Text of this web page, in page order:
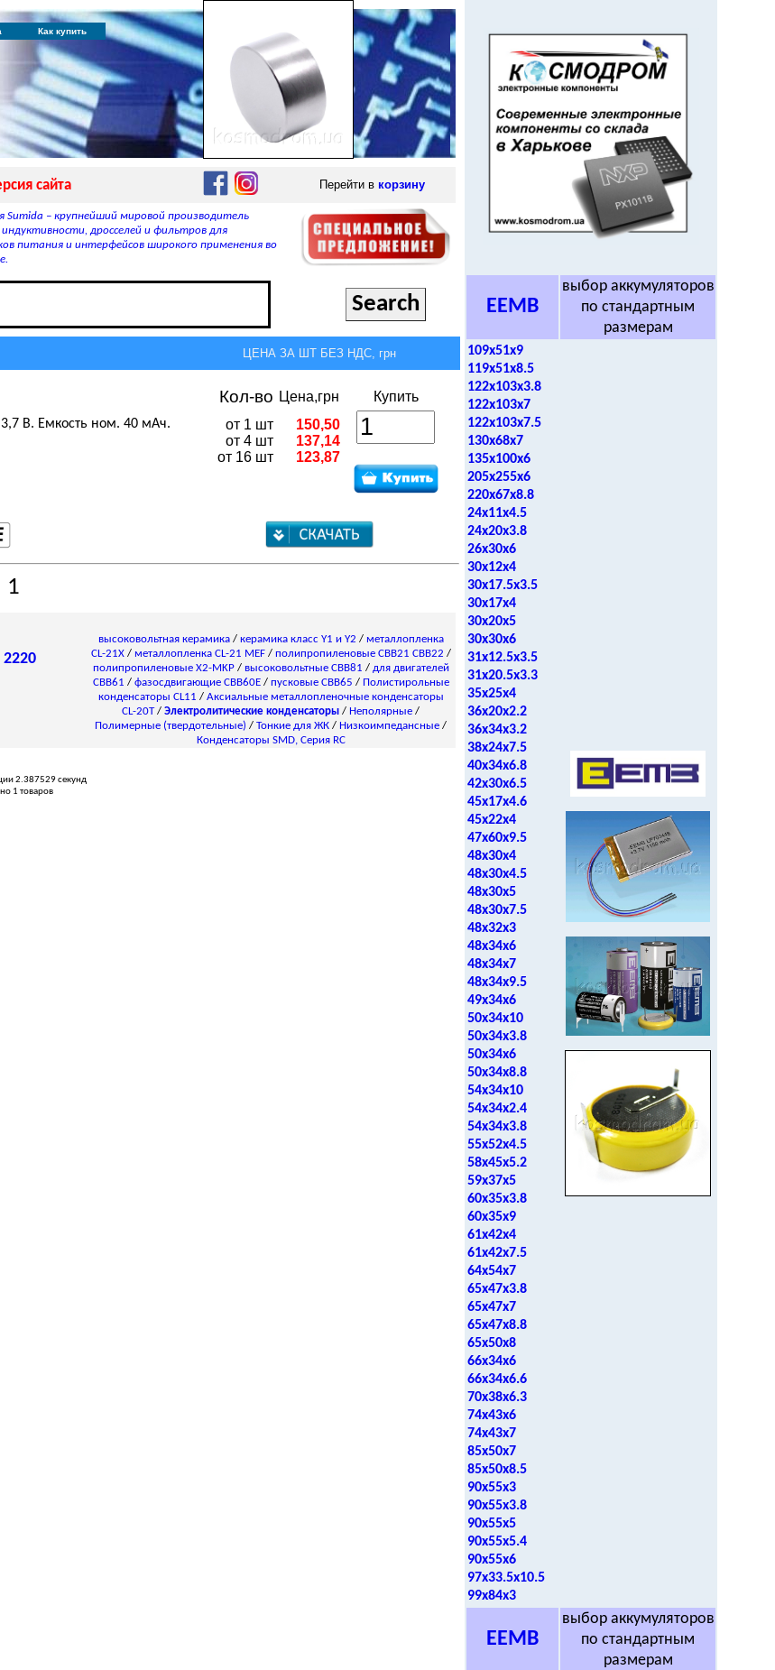
Как купить
сайта Перейти в корзину
Sumida – крупнейший мировой производитель
дросселей и фильтров для
питания и интерфейсов широкого применения во
ЦЕНА ЗА ШТ БЕЗ НДС, грн
В. Емкость ном. 40 мАч.
Кол-во Цена,грн
Купить
от 1 шт
от 4 шт
от 16 шт
150,50
137,14
123,87
1
2220
высоковольтная керамика/ керамика класс Y1 и Y2 / металлопленка
CL-21X/ металлопленка CL-21 MEF/ полипропиленовые CBB21 CBB22 /
полипропиленовые X2-MKP/ высоковольтные CBB81 / для двигателей
CBB61 / фазосдвигающие CBB60E/ пусковые CBB65 / Полистирольные
конденсаторы СL11 / Аксиальные металлопленочные конденсаторы
CL-20T/ Электролитические конденсаторы / Неполярные /
Полимерные (твердотельные) / Тонкие для ЖК / Низкоимпедансные /
Конденсаторы SMD, Серия RC
2.387529 секунд
1 товаров
EEMB
выбор аккумуляторов
по стандартным
размерам
109x51x9
119x51x8.5
122x103x3.8
122x103x7
122x103x7.5
130x68x7
135x100x6
205x255x6
220x67x8.8
24x11x4.5
24x20x3.8
26x30x6
30x12x4
30x17.5x3.5
30x17x4
30x20x5
30x30x6
31x12.5x3.5
31x20.5x3.3
35x25x4
36x20x2.2
36x34x3.2
38x24x7.5
40x34x6.8
42x30x6.5
45x17x4.6
45x22x4
47x60x9.5
48x30x4
48x30x4.5
48x30x5
48x30x7.5
48x32x3
48x34x6
48x34x7
48x34x9.5
49x34x6
50x34x10
50x34x3.8
50x34x6
50x34x8.8
54x34x10
54x34x2.4
54x34x3.8
55x52x4.5
58x45x5.2
59x37x5
60x35x3.8
60x35x9
61x42x4
61x42x7.5
64x54x7
65x47x3.8
65x47x7
65x47x8.8
65x50x8
66x34x6
66x34x6.6
70x38x6.3
74x43x6
74x43x7
85x50x7
85x50x8.5
90x55x3
90x55x3.8
90x55x5
90x55x5.4
90x55x6
97x33.5x10.5
99x84x3
EEMB
выбор аккумуляторов
по стандартным
размерам